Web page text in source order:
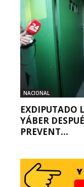
NACIONAL
EXDIPUTADO
YÁBER
PREVENT...